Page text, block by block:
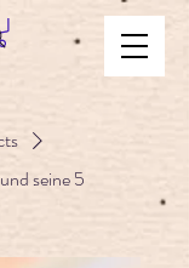
seine 5